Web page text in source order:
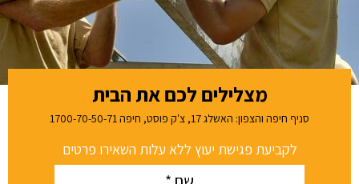
מצלילים לכם את הבית
סניף חיפה והצפון: האשלג 17, צ'ק פוסט, חיפה 1700-70-50-71
לקביעת פגישת יעוץ ללא עלות השאירו פרטים
Name